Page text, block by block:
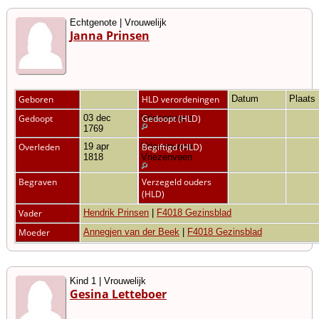
Echtgenote | Vrouwelijk
Janna Prinsen
Geboren HLD verordeningen Datum Plaats
Gedoopt
03 dec
1769
Vriezenveen
Gedoopt (HLD)
Overleden
19 apr
1818
Vriezenveen,
Vriezenveen
Begiftigd (HLD)
Begraven
Verzegeld ouders
(HLD)
Vader
Hendrik Prinsen F4018 Gezinsblad
Moeder Annegjen van der Beek F4018 Gezinsblad
Kind 1 | Vrouwelijk
Gesina Letteboer